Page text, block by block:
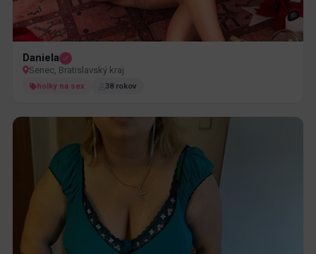
Daniela
Senec, Bratislavský kraj
holky na sex 38 rokov